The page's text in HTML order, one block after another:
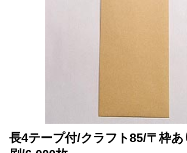
長4テープ付/クラフト85/〒枠あ